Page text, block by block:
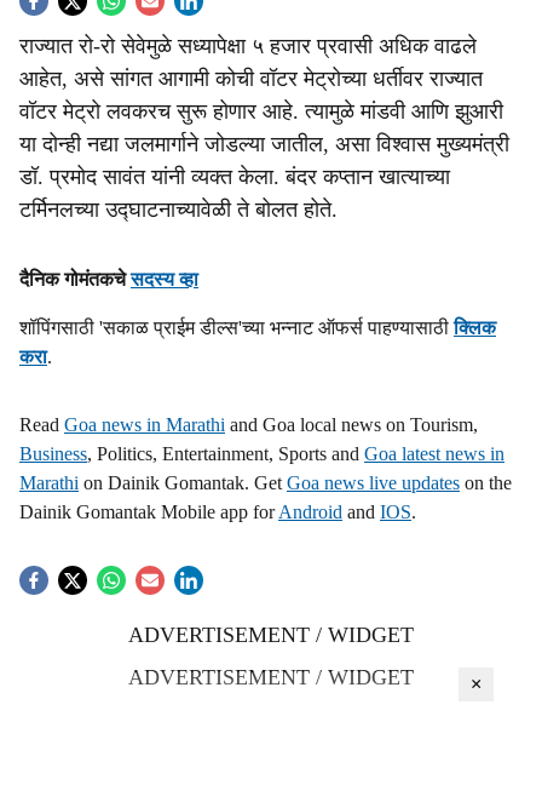
S
o
c
i
a
h
r
e
राज्यात रो-रो सेवेमुळे सध्यापेक्षा ५ हजार प्रवासी अधिक वाढले
आहेत, असे सांगत आगामी कोची वॉटर मेट्रोच्या धर्तीवर राज्यात
वॉटर मेट्रो लवकरच सुरू होणार आहे. त्यामुळे मांडवी आणि झुआरी
या दोन्ही नद्या जलमार्गाने जोडल्या जातील, असा विश्वास मुख्यमंत्री
डॉ. प्रमोद सावंत यांनी व्यक्त केला. बंदर कप्तान खात्याच्या
टर्मिनलच्या उद्‍घाटनाच्यावेळी ते बोलत होते.
दैनिक गोमंतकचेसदस्य व्हा
शॉपिंगसाठी 'सकाळ प्राईम डील्स'च्या भन्नाट ऑफर्स पाहण्यासाठीक्लिक
करा.
Read Goa news in Marathi and Goa local news on Tourism,
Business, Politics, Entertainment, Sports and Goa latest news in
Marathi on Dainik Gomantak. Get Goa news live updates on the
Dainik Gomantak Mobile app forAndroid and IOS.
ADVERTISEMENT / WIDGET
ADVERTISEMENT / WIDGET
×